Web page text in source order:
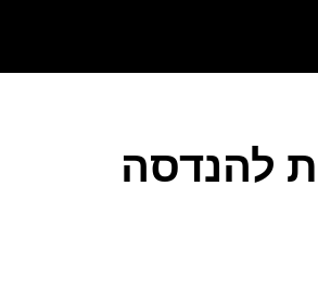
להנדסה